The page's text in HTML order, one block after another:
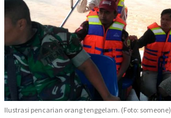
Ilustrasi pencarian orang tenggelam. (Foto: someone)